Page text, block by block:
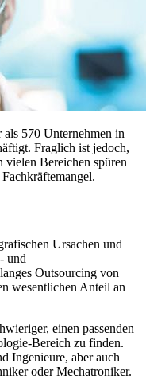
570 Unternehmen in
Fraglich ist jedoch,
Bereichen spüren
Ursachen und
und
Outsourcing von
wesentlichen Anteil an
einen passenden
Bereich zu finden.
Ingenieure, aber auch
oder Mechatroniker.